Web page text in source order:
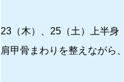
23（木）、25（土）上半身
肩甲骨まわりを整えながら